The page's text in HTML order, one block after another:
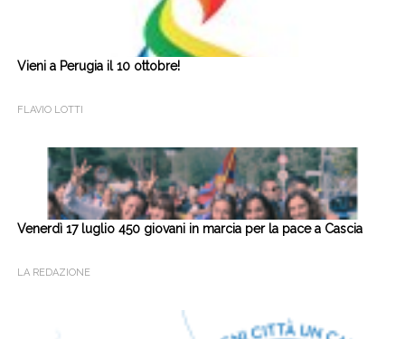
Vieni a Perugia il 10 ottobre!
FLAVIO LOTTI
Venerdì 17 luglio 450 giovani in marcia per la pace a Cascia
LA REDAZIONE